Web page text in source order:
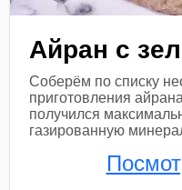
Айран с
Соберём по списку
приготовления
получился
газированную